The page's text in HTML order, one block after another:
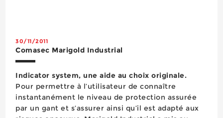
30/11/2011
Comasec Marigold Industrial
Indicator system, une aide au choix originale.
Pour permettre à l’utilisateur de connaître
instantanément le niveau de protection assurée
par un gant et s’assurer ainsi qu’il est adapté aux